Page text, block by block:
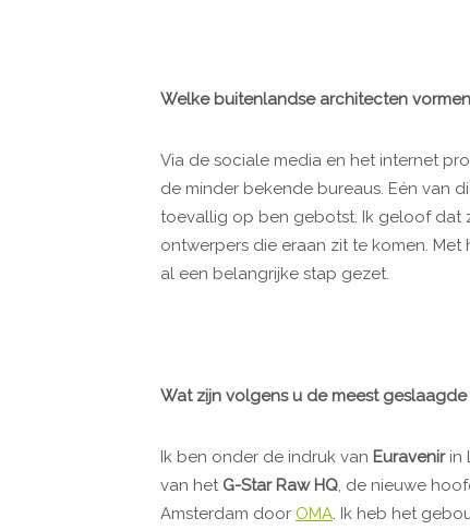
Welke buitenlandse architecten
Via de sociale media en het internet
de minder bekende bureaus. Eén van
toevallig op ben gebotst. Ik geloof dat
ontwerpers die eraan zit te komen.
al een belangrijke stap gezet.
Wat zijn volgens u de meest
Ik ben onder de indruk van Euravenir in
van het G-Star Raw HQ, de nieuwe
Amsterdam door OMA. Ik heb het